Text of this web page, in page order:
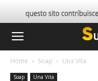
Home Soap Una Vita
Soap Una Vita